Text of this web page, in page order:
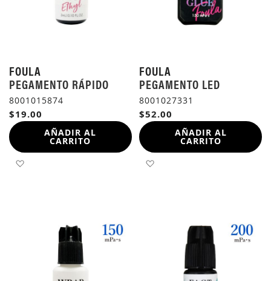
FOULA
PEGAMENTO RÁPIDO
8001015874
$19.00
AÑADIR AL
CARRITO
AÑADIR A LA LISTA DE DESEOS
FOULA
PEGAMENTO LED
8001027331
$52.00
AÑADIR AL
CARRITO